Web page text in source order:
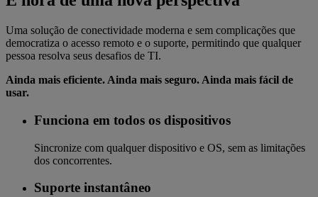
Uma solução de conectividade moderna e sem complicações que
democratiza o acesso remoto e o suporte, permitindo que qualquer
pessoa resolva seus desafios de TI.
Ainda mais eficiente. Ainda mais seguro. Ainda mais fácil de
usar.
Funciona em todos os dispositivos
Sincronize com qualquer dispositivo e OS, sem as limitações
dos concorrentes.
Suporte instantâneo